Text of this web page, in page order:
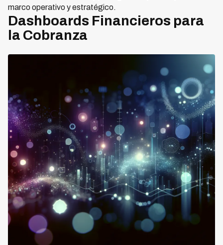
marco operativo y estratégico.
Dashboards Financieros para
la Cobranza